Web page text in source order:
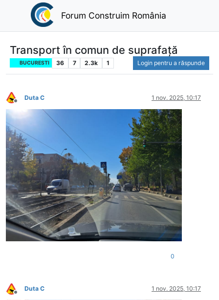
Forum Construim România
Transport în comun de suprafață
BUCURESTI 36 7 2.3k 1 Login pentru a răspunde
Deconectat
Duta C 1 nov. 2025, 10:17
0
Deconectat
Duta C 1 nov. 2025, 10:17